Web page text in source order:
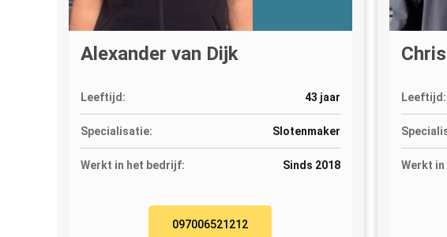
Alexander van Dijk
Leeftijd: 43 jaar
Specialisatie: Slotenmaker
Werkt in het bedrijf: Sinds 2018
097006521212
Leeftijd:
Werkt